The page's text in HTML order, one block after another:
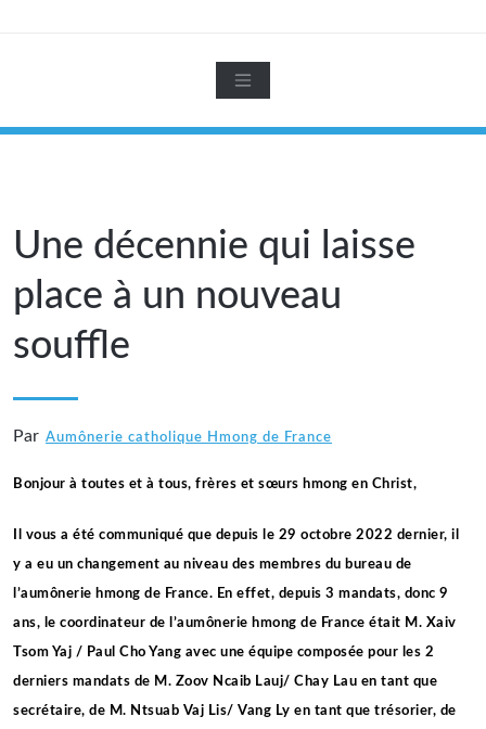
Une décennie qui laisse
place à un nouveau
souffle
Par Aumônerie catholique Hmong de France
Bonjour à toutes et à tous, frères et sœurs hmong en Christ,
Il vous a été communiqué que depuis le 29 octobre 2022 dernier, il
y a eu un changement au niveau des membres du bureau de
l’aumônerie hmong de France. En effet, depuis 3 mandats, donc 9
ans, le coordinateur de l’aumônerie hmong de France était M. Xaiv
Tsom Yaj / Paul Cho Yang avec une équipe composée pour les 2
derniers mandats de M. Zoov Ncaib Lauj/ Chay Lau en tant que
secrétaire, de M. Ntsuab Vaj Lis/ Vang Ly en tant que trésorier, de